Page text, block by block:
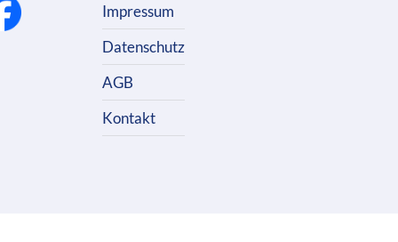
Impressum
Datenschutz
AGB
Kontakt